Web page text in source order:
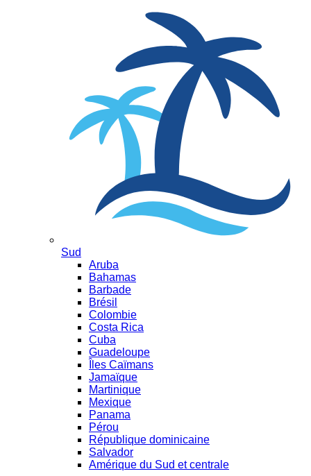
Sud
Aruba
Bahamas
Barbade
Brésil
Colombie
Costa Rica
Cuba
Guadeloupe
Îles Caïmans
Jamaïque
Martinique
Mexique
Panama
Pérou
République dominicaine
Salvador
Amérique du Sud et centrale